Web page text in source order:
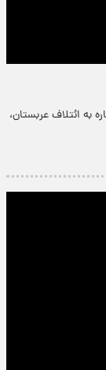
به ائتلاف عربستان،